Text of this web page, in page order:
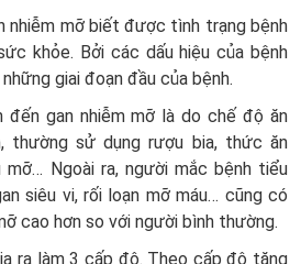
nhiễm mỡ biết được tình trạng bệnh
khỏe. Bởi các dấu hiệu của bệnh
giai đoạn đầu của bệnh.
đến gan nhiễm mỡ là do chế độ ăn
thường sử dụng rượu bia, thức ăn
mỡ… Ngoài ra, người mắc bệnh tiểu
siêu vi, rối loạn mỡ máu… cũng có
cao hơn so với người bình thường.
ra làm 3 cấp độ. Theo cấp độ tăng